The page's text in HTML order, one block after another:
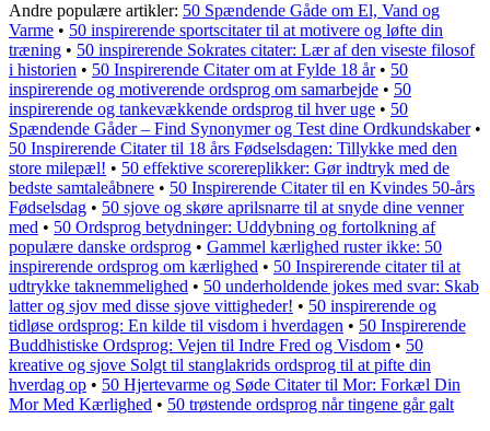
Andre populære artikler: 50 Spændende Gåde om El, Vand og
Varme • 50 inspirerende sportscitater til at motivere og løfte din
træning • 50 inspirerende Sokrates citater: Lær af den viseste filosof
i historien • 50 Inspirerende Citater om at Fylde 18 år• 50
inspirerende og motiverende ordsprog om samarbejde • 50
inspirerende og tankevækkende ordsprog til hver uge • 50
Spændende Gåder – Find Synonymer og Test dine Ordkundskaber•
50 Inspirerende Citater til 18 års Fødselsdagen: Tillykke med den
store milepæl! • 50 effektive scorereplikker: Gør indtryk med de
bedste samtaleåbnere • 50 Inspirerende Citater til en Kvindes 50-års
Fødselsdag • 50 sjove og skøre aprilsnarre til at snyde dine venner
med • 50 Ordsprog betydninger: Uddybning og fortolkning af
populære danske ordsprog • Gammel kærlighed ruster ikke: 50
inspirerende ordsprog om kærlighed • 50 Inspirerende citater til at
udtrykke taknemmelighed • 50 underholdende jokes med svar: Skab
latter og sjov med disse sjove vittigheder! • 50 inspirerende og
tidløse ordsprog: En kilde til visdom i hverdagen • 50 Inspirerende
Buddhistiske Ordsprog: Vejen til Indre Fred og Visdom • 50
kreative og sjove Solgt til stanglakrids ordsprog til at pifte din
hverdag op • 50 Hjertevarme og Søde Citater til Mor: Forkæl Din
Mor Med Kærlighed • 50 trøstende ordsprog når tingene går galt